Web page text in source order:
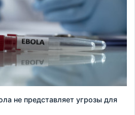
не представляет угрозы для